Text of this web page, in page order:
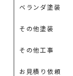
ベランダ塗装
その他塗装
その他工事
お見積り依頼